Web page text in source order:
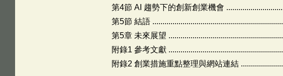
第4節 AI 趨勢下的創新創業機會
第5節 結語
第5章 未來展望
附錄1 參考文獻
附錄2 創業措施重點整理與網站連結